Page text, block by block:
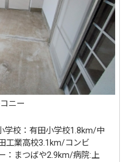
ニー
学校：有田小学校1.8km/中
工業高校3.1km/コンビ
：まつばや2.9km/病院:上